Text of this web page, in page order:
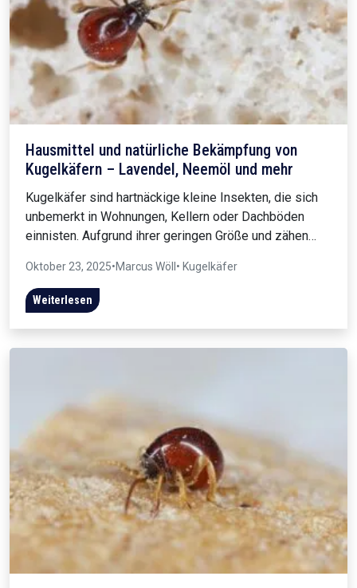
Hausmittel und natürliche Bekämpfung von
Kugelkäfern – Lavendel, Neemöl und mehr
Kugelkäfer sind hartnäckige kleine Insekten, die sich
unbemerkt in Wohnungen, Kellern oder Dachböden
einnisten. Aufgrund ihrer geringen Größe und zähen…
Oktober 23, 2025•Marcus Wöll • Kugelkäfer
Weiterlesen